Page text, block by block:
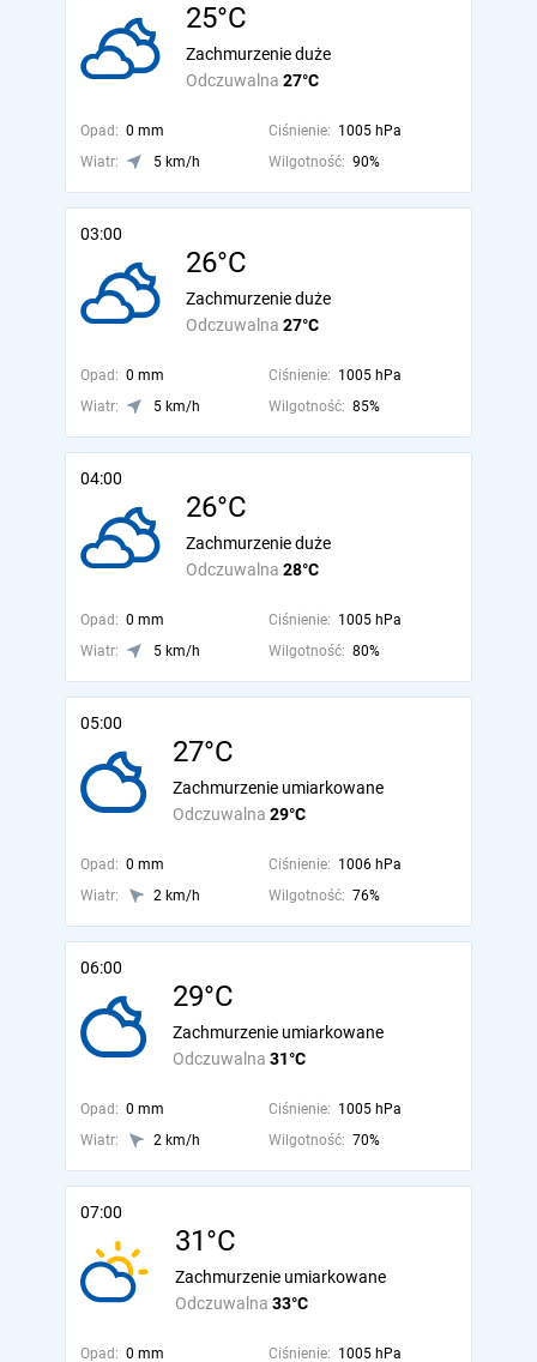
25°C
Odczuwalna 27°C
Zachmurzenie duże
Opad: 0 mm Ciśnienie: 1005 hPa
Wiatr:
5 km/h Wilgotność: 90%
03:00
26°C
Odczuwalna 27°C
Zachmurzenie duże
Opad: 0 mm Ciśnienie: 1005 hPa
Wiatr:
5 km/h Wilgotność: 85%
04:00
26°C
Odczuwalna 28°C
Zachmurzenie duże
Opad: 0 mm Ciśnienie: 1005 hPa
Wiatr:
5 km/h Wilgotność: 80%
05:00
27°C
Odczuwalna 29°C
Zachmurzenie umiarkowane
Opad: 0 mm Ciśnienie: 1006 hPa
Wiatr:
2 km/h Wilgotność: 76%
06:00
29°C
Odczuwalna 31°C
Zachmurzenie umiarkowane
Opad: 0 mm Ciśnienie: 1005 hPa
Wiatr:
2 km/h Wilgotność: 70%
07:00
31°C
Odczuwalna 33°C
Zachmurzenie umiarkowane
Opad: 0 mm Ciśnienie: 1005 hPa